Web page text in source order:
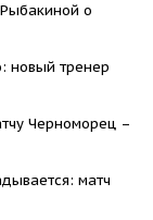
о
новый тренер
Черноморец –
матч